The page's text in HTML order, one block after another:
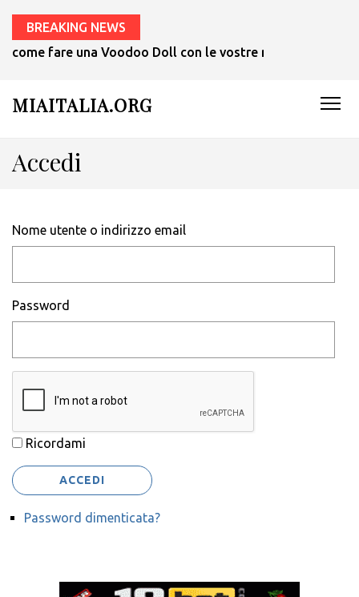
BREAKING NEWS
come fare una Voodoo Doll con le vostre mani in 1 ora.
MIAITALIA.ORG
Accedi
Nome utente o indirizzo email
Password
Ricordami
ACCEDI
Password dimenticata?